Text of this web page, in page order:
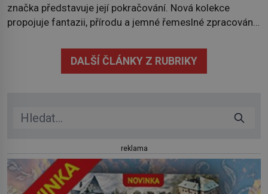
značka představuje její pokračování. Nová kolekce
propojuje fantazii, přírodu a jemné řemeslné zpracování
třicítka šperků působí hravě a zároveň rafinovaně.
Spolupráce mezi značkou Swarovski a zpěvačkou a
DALŠÍ ČLÁNKY Z RUBRIKY
reklama